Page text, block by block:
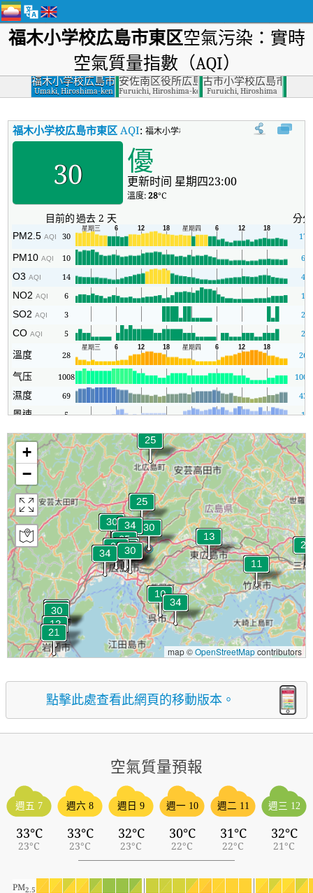
福木小学校広島市東区空氣污染：實時
空氣質量指數（AQI）
福木小学校広島市
東区
Umaki, Hiroshima-ken
安佐南区役所広島市安佐南区
Furuichi, Hiroshima-ken
古市小学校広島市安佐
Furuichi, Hiroshima
福木小学校広島市東区 AQI:福木小学校広島市東区實時空氣質量指數（
30 優
更新时间 星期四23:00
溫度:28°C
目前的過去 2 天 分
PM2.5AQI 30 17
PM10AQI 10 6
O3AQI 14 4
NO2AQI 6 1
SO2AQI 3 2
COAQI 5 2
溫度 28 26
气压 1008 1006
濕度 69 43
風速 5 1
+
−
map ©OpenStreetMapcontributors
點擊此處查看此網頁的移動版本。
空氣質量預報
週五 7
33°C
23°C
週六 8
33°C
23°C
週日 9
32°C
23°C
週一 10
30°C
22°C
週二 11
31°C
22°C
週三 12
32°C
21°C
PM2.5